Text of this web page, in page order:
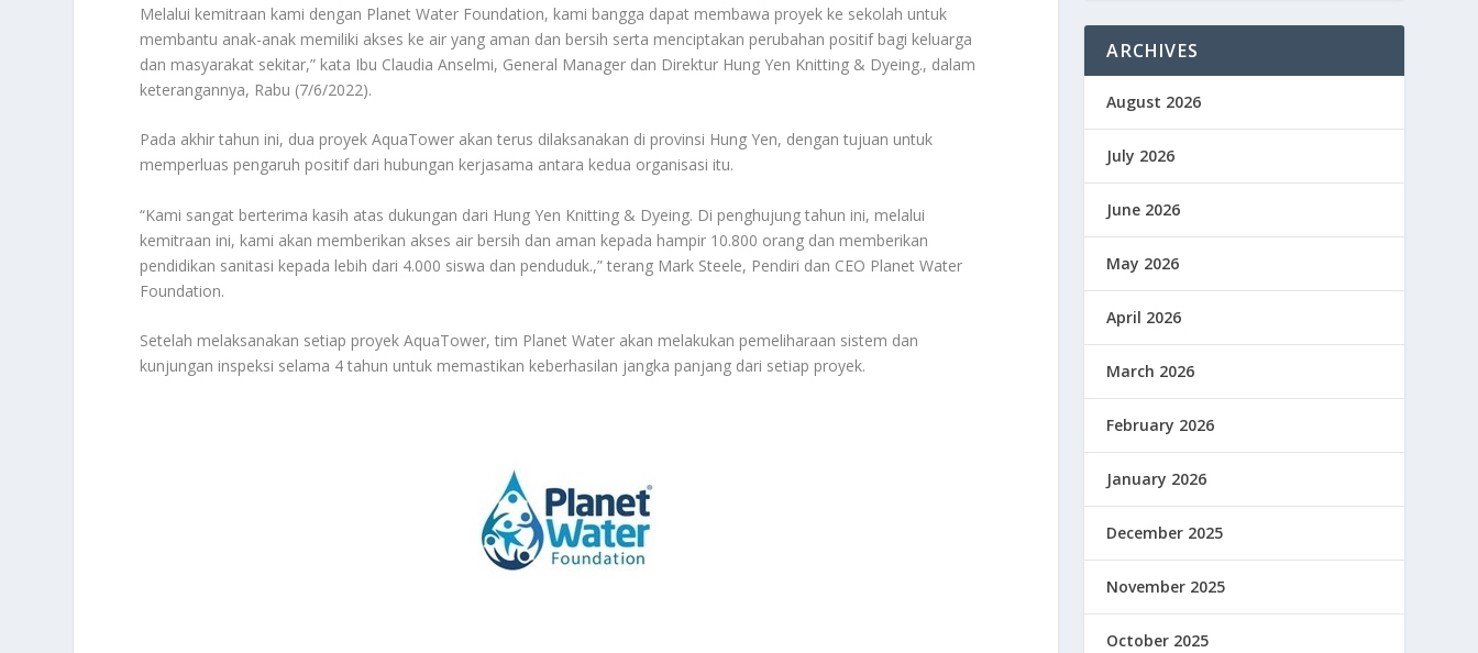
Melalui kemitraan kami dengan Planet Water Foundation, kami bangga dapat membawa proyek ke sekolah untuk
membantu anak-anak memiliki akses ke air yang aman dan bersih serta menciptakan perubahan positif bagi keluarga
dan masyarakat sekitar,” kata Ibu Claudia Anselmi, General Manager dan Direktur Hung Yen Knitting & Dyeing., dalam
keterangannya, Rabu (7/6/2022).
Pada akhir tahun ini, dua proyek AquaTower akan terus dilaksanakan di provinsi Hung Yen, dengan tujuan untuk
memperluas pengaruh positif dari hubungan kerjasama antara kedua organisasi itu.
“Kami sangat berterima kasih atas dukungan dari Hung Yen Knitting & Dyeing. Di penghujung tahun ini, melalui
kemitraan ini, kami akan memberikan akses air bersih dan aman kepada hampir 10.800 orang dan memberikan
pendidikan sanitasi kepada lebih dari 4.000 siswa dan penduduk.,” terang Mark Steele, Pendiri dan CEO Planet Water
Foundation.
Setelah melaksanakan setiap proyek AquaTower, tim Planet Water akan melakukan pemeliharaan sistem dan
kunjungan inspeksi selama 4 tahun untuk memastikan keberhasilan jangka panjang dari setiap proyek.
ARCHIVES
August 2026
July 2026
June 2026
May 2026
April 2026
March 2026
February 2026
January 2026
December 2025
November 2025
October 2025